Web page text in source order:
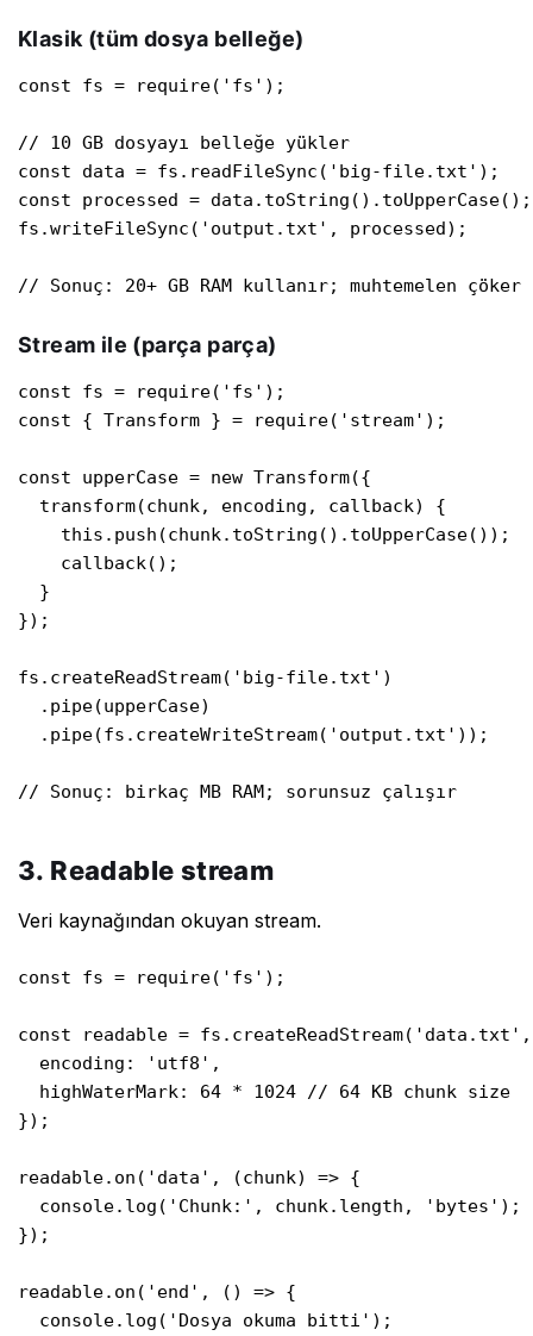
Klasik (tüm dosya belleğe)
const fs = require('fs');
// 10 GB dosyayı belleğe yükler
const data = fs.readFileSync('big-file.txt');
const processed = data.toString().toUpperCase();
fs.writeFileSync('output.txt', processed);
// Sonuç: 20+ GB RAM kullanır; muhtemelen çöker
Stream ile (parça parça)
const fs = require('fs');
const { Transform } = require('stream');
const upperCase = new Transform({
  transform(chunk, encoding, callback) {
    this.push(chunk.toString().toUpperCase());
    callback();
  }
});
fs.createReadStream('big-file.txt')
  .pipe(upperCase)
  .pipe(fs.createWriteStream('output.txt'));
// Sonuç: birkaç MB RAM; sorunsuz çalışır
3. Readable stream
Veri kaynağından okuyan stream.
const fs = require('fs');
const readable =
  encoding: 'utf8',
  highWaterMark: 64 * 1024 // 64 KB chunk size
});
readable.on('data', (chunk) => {
  console.log('Chunk:', chunk.length, 'bytes');
});
readable.on('end', () => {
  console.log('Dosya okuma bitti');